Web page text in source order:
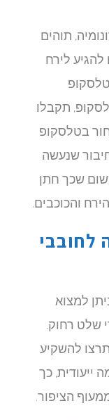
תוהים
לירח
תקבלו
בטלסקופ
שנעשה
שכך חתן
והכוכבים.
רחוק.
להשקיע
כך
הציפור.